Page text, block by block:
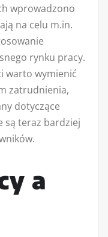
wprowadzono
na celu m.in.
rynku pracy.
warto wymienić
zatrudnienia,
dotyczące
są teraz bardziej
a